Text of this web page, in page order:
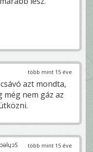
több mint 15 éve
azt mondta,
még nem gáz az
több mint 15 éve